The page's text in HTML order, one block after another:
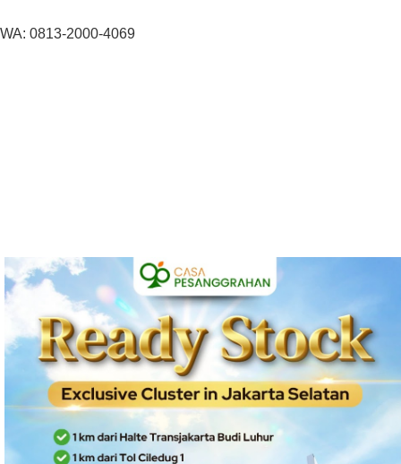
WA: 0813-2000-4069